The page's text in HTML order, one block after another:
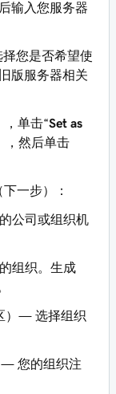
输入您服务器
您是否希望使
版服务器相关
，单击“Set as
，然后单击
下一步）：
公司或组织机
组织。生成
）— 选择组织
— 您的组织注